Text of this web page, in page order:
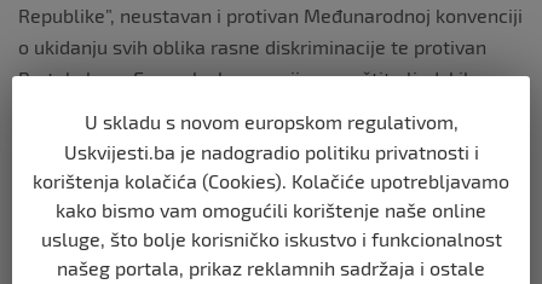
Republike”, neustavan i protivan Međunarodnoj konvenciji
o ukidanju svih oblika rasne diskriminacije te protivan
Protokolu uz Evropsku konvenciju za zaštitu ljudskih
I koliko god to bilo paradoksalno, vlast RS-a i dalje slavi i
obilježava 9. januar kao Dan entiteta. Pravosuđe ništa ne
radi da to spriječi, bez obzira na to što se radi o
U skladu s novom europskom regulativom,
Uskvijesti.ba je nadogradio politiku privatnosti i
korištenja kolačića (Cookies). Kolačiće upotrebljavamo
kako bismo vam omogućili korištenje naše online
usluge, što bolje korisničko iskustvo i funkcionalnost
našeg portala, prikaz reklamnih sadržaja i ostale